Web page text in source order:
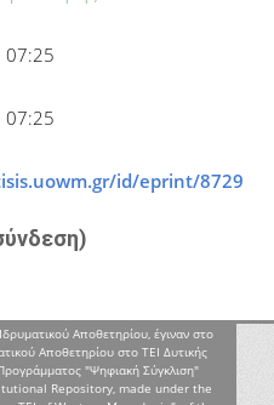
07:25
07:25
id/eprint/8729
Αποθετηρίου, έγιναν στο
Αποθετηρίου στο ΤΕΙ Δυτικής
"Ψηφιακή Σύγκλιση"
Repository, made under the